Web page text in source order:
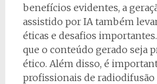
benefícios evidentes, a
assistido por IA também
éticas e desafios
que o conteúdo gerado seja
ético. Além disso, é
profissionais de